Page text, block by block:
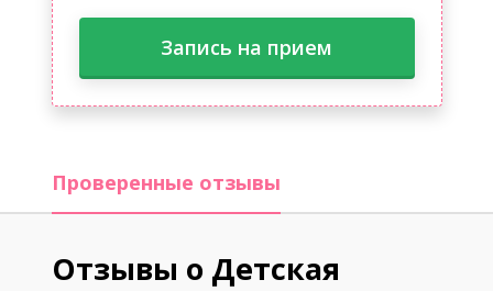
Запись на прием
Проверенные отзывы
Отзывы о Детская